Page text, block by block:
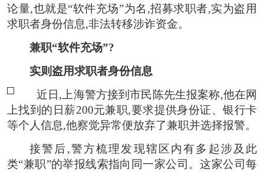
论量,也就是“软件充场”为名,招募求职者,实为盗用
求职者身份信息,非法转移涉诈资金。
兼职“软件充场”?
实则盗用求职者身份信息
近日,上海警方接到市民陈先生报案称,他在网
上找到的日薪200元兼职,要求提供身份证、银行卡
等个人信息,他察觉异常便放弃了兼职并选择报警。
接警后,警方梳理发现辖区内有多起涉及此
类“兼职”的举报线索指向同一家公司。这家公司每